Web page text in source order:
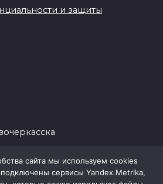
и защиты
сайта мы используем cookies
подключены сервисы Yandex.Metrika,